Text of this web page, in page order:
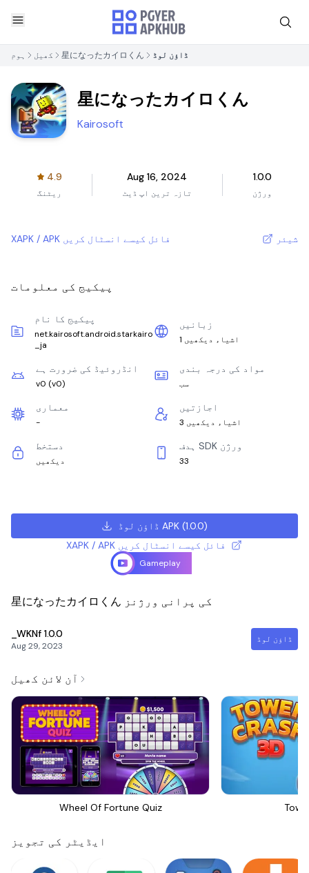
ہوم کھیل 星になったカイロくん ڈاؤن لوڈ
星になったカイロくん
Kairosoft
4.9
ریٹنگ
Aug 16, 2024
تازہ ترین اپ ڈیٹ
1.0.0
ورژن
XAPK / APK فائل کیسے انسٹال کریں شیئر
پیکیج کی معلومات
پیکیج کا نام
net.kairosoft.android.starkairo
_ja
زبانیں
1 اشیاء دیکھیں
انڈروئیڈ کی ضرورت ہے
v0 (v0)
مواد کی درجہ بندی
سب
معماری
-
اجازتیں
3 اشیاء دیکھیں
دستخط
دیکھیں
ہدف SDK ورژن
33
ڈاؤن لوڈ APK(1.0.0)
XAPK / APK فائل کیسے انسٹال کریں
Gameplay
星になったカイロくん کی پرانی ورژنز
_WKNf 1.0.0
Aug 29, 2023
ڈاؤن لوڈ
آن لائن کھیل
Wheel Of Fortune Quiz
ایڈیٹر کی تجویز